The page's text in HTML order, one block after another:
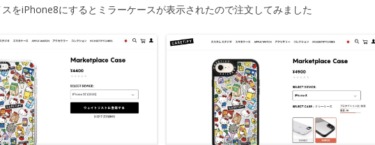
をiPhone8にするとミラーケースが表示されたので注文してみました